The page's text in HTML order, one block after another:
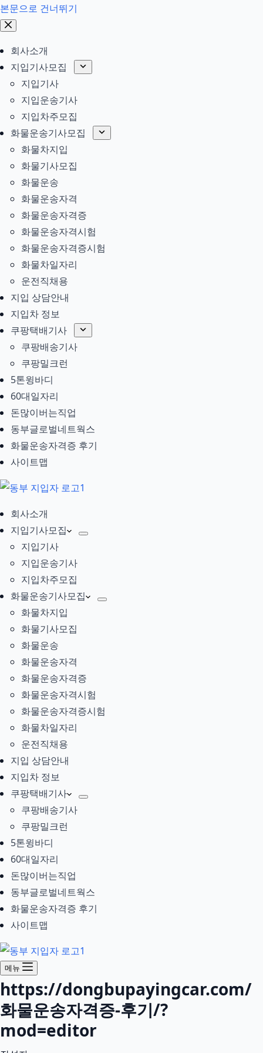
본문으로 건너뛰기
회사소개
지입기사모집
지입기사
지입운송기사
지입차주모집
화물운송기사모집
화물차지입
화물기사모집
화물운송
화물운송자격
화물운송자격증
화물운송자격시험
화물운송자격증시험
화물차일자리
운전직채용
지입 상담안내
지입차 정보
쿠팡택배기사
쿠팡배송기사
쿠팡밀크런
5톤윙바디
60대일자리
돈많이버는직업
동부글로벌네트웍스
화물운송자격증 후기
사이트맵
회사소개
지입기사모집
지입기사
지입운송기사
지입차주모집
화물운송기사모집
화물차지입
화물기사모집
화물운송
화물운송자격
화물운송자격증
화물운송자격시험
화물운송자격증시험
화물차일자리
운전직채용
지입 상담안내
지입차 정보
쿠팡택배기사
쿠팡배송기사
쿠팡밀크런
5톤윙바디
60대일자리
돈많이버는직업
동부글로벌네트웍스
화물운송자격증 후기
사이트맵
메뉴
https://dongbupayingcar.com/
화물운송자격증-후기/?
mod=editor